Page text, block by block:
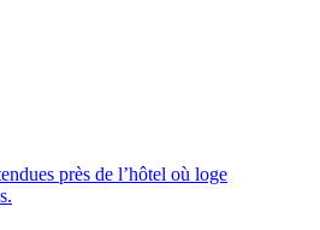
près de l’hôtel où loge